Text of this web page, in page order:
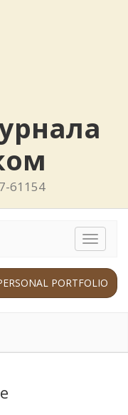
61154
Toggle
PORTFOLIO